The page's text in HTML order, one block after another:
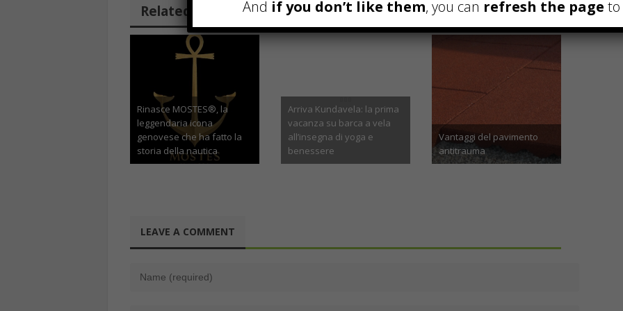
Related Posts
Rinasce MOSTES®, la
leggendaria icona
genovese che ha fatto la
storia della nautica
Arriva Kundavela: la prima
vacanza su barca a vela
all’insegna di yoga e
benessere
Vantaggi del pavimento
antitrauma
LEAVE A COMMENT
And if you don’t like them, you can refresh the page to